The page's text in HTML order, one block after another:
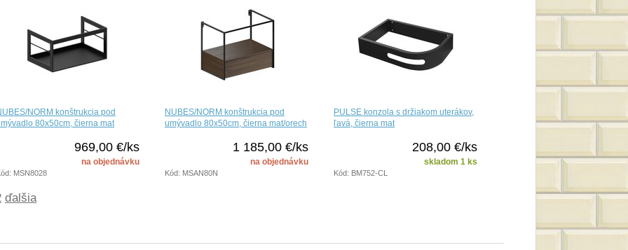
NORM konštrukcia pod
80x50cm, čierna mat
969,00 €/ks
na objednávku
MSN8028
NUBES/NORM konštrukcia pod
umývadlo 80x50cm, čierna mat/orech
1 185,00 €/ks
na objednávku
Kód: MSAN80N
PULSE konzola s držiakom uterákov,
ľavá, čierna mat
208,00 €/ks
skladom 1 ks
Kód: BM752-CL
ďalšia